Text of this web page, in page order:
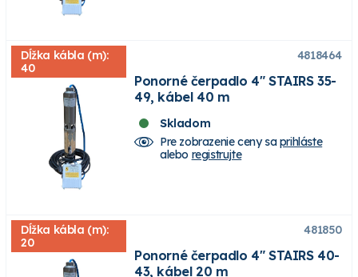
Dĺžka kábla (m):
40
4818464
Ponorné čerpadlo 4" STAIRS 35-
49, kábel 40 m
Skladom
Pre zobrazenie ceny saprihláste
alebo registrujte
Dĺžka kábla (m):
20
481850
Ponorné čerpadlo 4" STAIRS 40-
43, kábel 20 m